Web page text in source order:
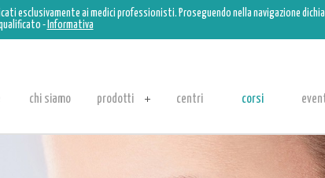
esclusivamente ai medici professionisti. Proseguendo nella navigazione
- Informativa
chi siamo prodotti centri corsi